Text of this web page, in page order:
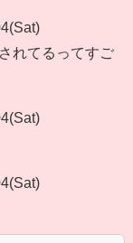
れてるってすご